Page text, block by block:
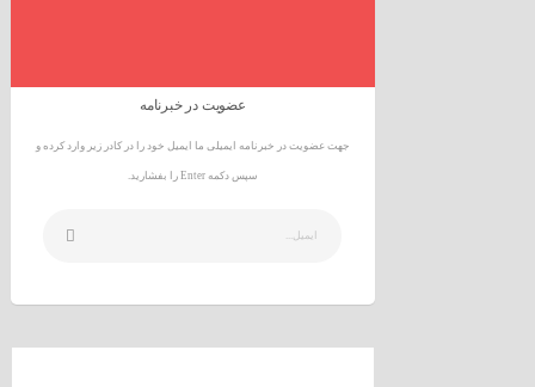
عضویت در خبرنامه
جهت عضویت در خبرنامه ایمیلی ما ایمیل خود را در کادر زیر وارد کرده و
سپس دکمه Enter را بفشارید.